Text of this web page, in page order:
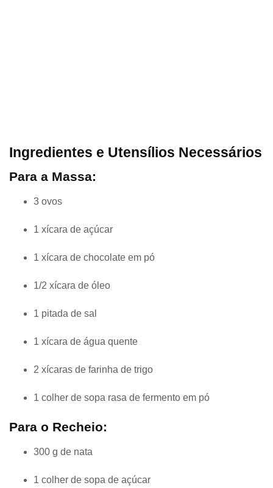
Ingredientes e Utensílios Necessários
Para a Massa:
3 ovos
1 xícara de açúcar
1 xícara de chocolate em pó
1/2 xícara de óleo
1 pitada de sal
1 xícara de água quente
2 xícaras de farinha de trigo
1 colher de sopa rasa de fermento em pó
Para o Recheio:
300 g de nata
1 colher de sopa de açúcar